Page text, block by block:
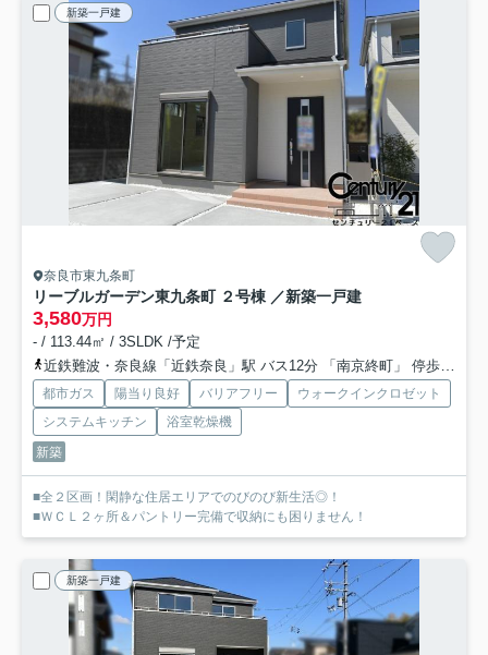
新築一戸建
奈良市東九条町
リーブルガーデン東九条町 ２号棟 ／新築一戸建
3,580万円
- / 113.44㎡ / 3SLDK /予定
近鉄難波・奈良線「近鉄奈良」駅 バス12分 「南京終町」 停歩6分
都市ガス 陽当り良好 バリアフリー
ウォークインクロゼット
システムキッチン
浴室乾燥機
新築
■全２区画！閑静な住居エリアでのびのび新生活◎！
■ＷＣＬ２ヶ所＆パントリー完備で収納にも困りません！
新築一戸建